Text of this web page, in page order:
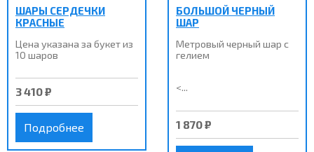
ШАРЫ СЕРДЕЧКИ
КРАСНЫЕ
Цена указана за букет из
10 шаров
3 410 ₽
Подробнее
БОЛЬШОЙ ЧЕРНЫЙ
ШАР
Метровый черный шар с
гелием
<...
1 870 ₽